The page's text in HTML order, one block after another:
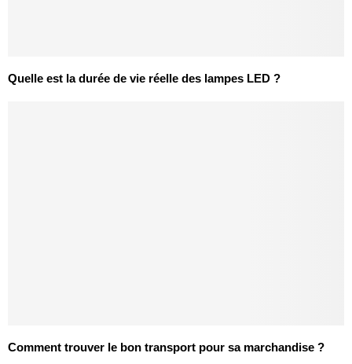
Quelle est la durée de vie réelle des lampes LED ?
Comment trouver le bon transport pour sa marchandise ?